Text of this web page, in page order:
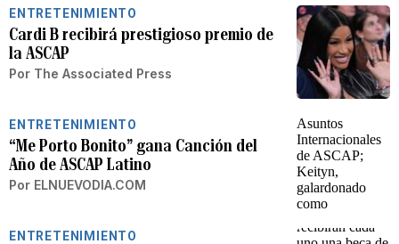
ENTRETENIMIENTO
Cardi B recibirá prestigioso premio de
la ASCAP
Por The Associated Press
ENTRETENIMIENTO
“Me Porto Bonito” gana Canción del
Año de ASCAP Latino
Por ELNUEVODIA.COM
ENTRETENIMIENTO